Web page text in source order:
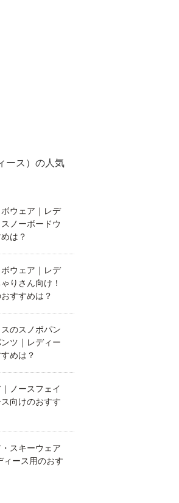
ース） の人気
ウェア｜レデ
ノーボードウ
は？
ウェア｜レデ
りさん向け！
すすめは？
のスノボパン
ツ｜レディー
めは？
ノースフェイ
向けのおすす
スキーウェア
ィース用のおす